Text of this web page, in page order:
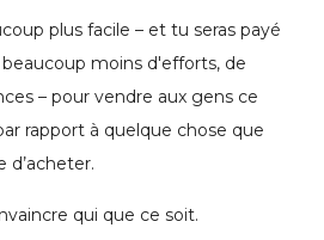
plus facile – et tu seras payé
moins d'efforts, de
– pour vendre aux gens ce
rapport à quelque chose que
d’acheter.
qui que ce soit.